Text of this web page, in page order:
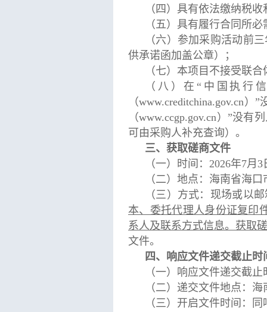
（四）具有依法缴纳税
（五）具有履行合同所
（六）参加采购活动前
供承诺函加盖公章）；
（七）本项目不接受联
（八）在“中国执行
（www.creditchina.gov.cn
（www.ccgp.gov.cn）”没
可由采购人补充查询）。
三、获取磋商文件
（一）时间：2026年7月
（二）地点：海南省海
（三）方式：现场或以
本、委托代理人身份证复印
系人及联系方式信息。获取
文件。
四、响应文件递交截止
（一）响应文件递交截
（二）递交文件地点：
（三）开启文件时间：